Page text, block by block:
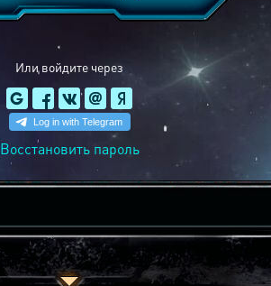
Или войдите через
Восстановить пароль